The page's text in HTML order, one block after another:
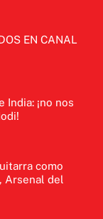
EN CANAL
India: ¡no nos
como
Arsenal del